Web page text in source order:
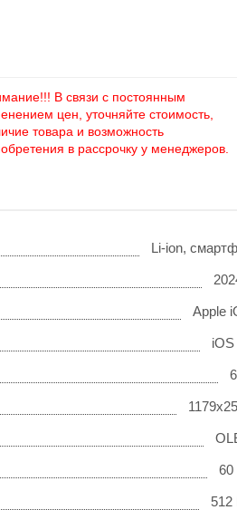
В связи с постоянным
цен, уточняйте стоимость,
товара и возможность
в рассрочку у менеджеров.
Li-ion,
Apple
iOS
60
512